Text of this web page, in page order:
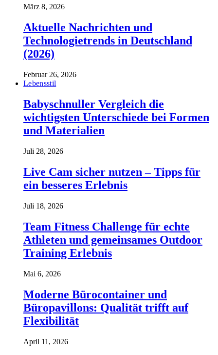
März 8, 2026
Aktuelle Nachrichten und
Technologietrends in Deutschland
(2026)
Februar 26, 2026
Lebensstil
Babyschnuller Vergleich die
wichtigsten Unterschiede bei Formen
und Materialien
Juli 28, 2026
Live Cam sicher nutzen – Tipps für
ein besseres Erlebnis
Juli 18, 2026
Team Fitness Challenge für echte
Athleten und gemeinsames Outdoor
Training Erlebnis
Mai 6, 2026
Moderne Bürocontainer und
Büropavillons: Qualität trifft auf
Flexibilität
April 11, 2026